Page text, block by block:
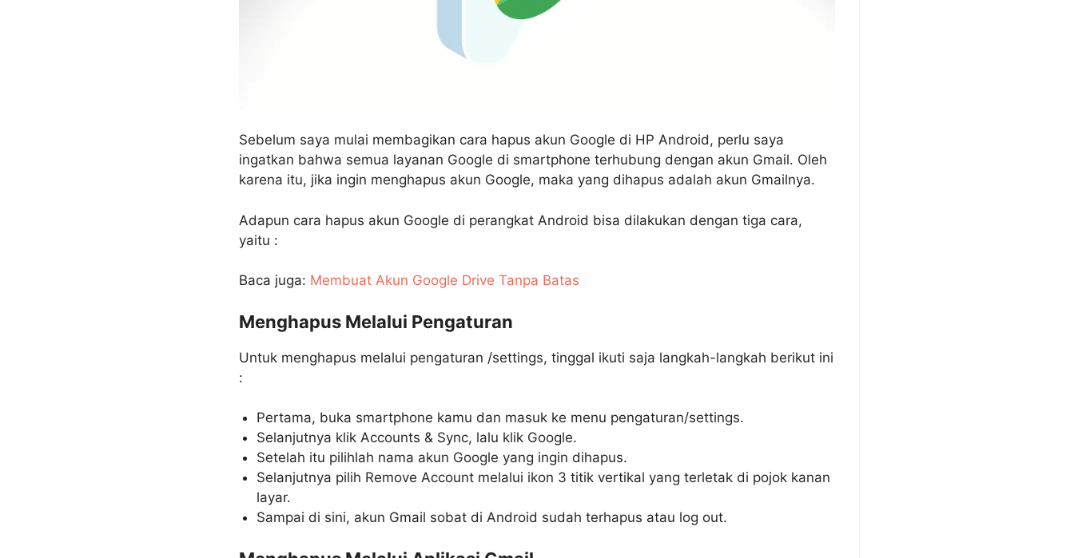
Sebelum saya mulai membagikan cara hapus akun Google di HP Android, perlu saya
ingatkan bahwa semua layanan Google di smartphone terhubung dengan akun Gmail. Oleh
karena itu, jika ingin menghapus akun Google, maka yang dihapus adalah akun Gmailnya.
Adapun cara hapus akun Google di perangkat Android bisa dilakukan dengan tiga cara,
yaitu :
Baca juga: Membuat Akun Google Drive Tanpa Batas
Menghapus Melalui Pengaturan
Untuk menghapus melalui pengaturan /settings, tinggal ikuti saja langkah-langkah berikut ini
:
Pertama, buka smartphone kamu dan masuk ke menu pengaturan/settings.
Selanjutnya klik Accounts & Sync, lalu klik Google.
Setelah itu pilihlah nama akun Google yang ingin dihapus.
Selanjutnya pilih Remove Account melalui ikon 3 titik vertikal yang terletak di pojok kanan
layar.
Sampai di sini, akun Gmail sobat di Android sudah terhapus atau log out.